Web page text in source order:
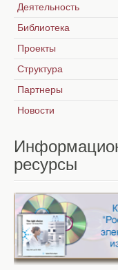
Деятельность
Библиотека
Проекты
Структура
Партнеры
Новости
ресурсы